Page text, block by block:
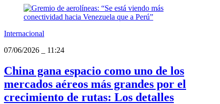
Internacional
07/06/2026
11:24
China gana espacio como uno de los
mercados aéreos más grandes por el
crecimiento de rutas: Los detalles